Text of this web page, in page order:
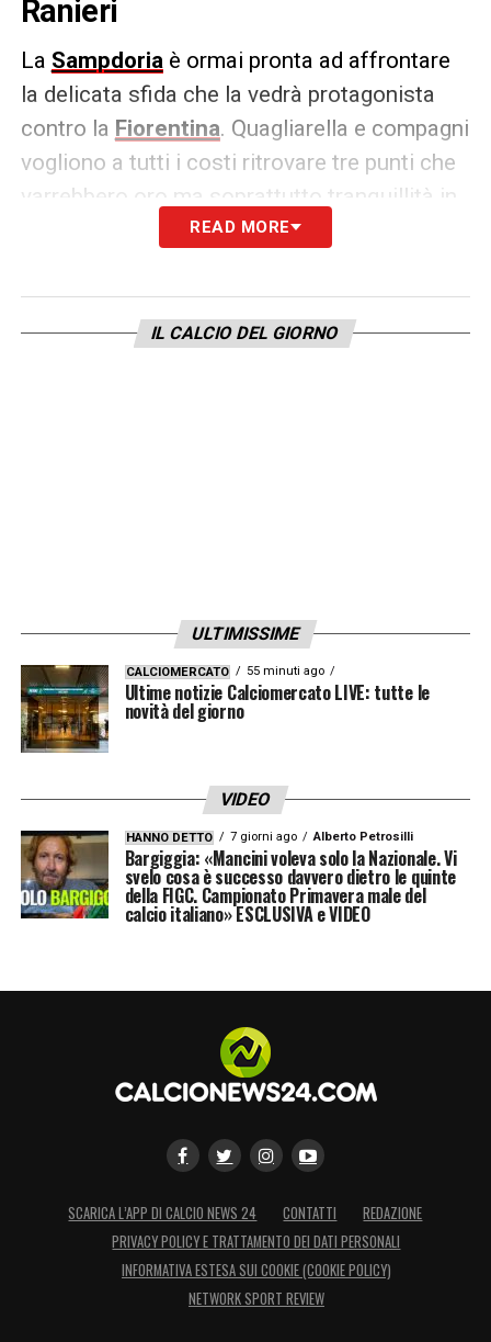
Ranieri
La Sampdoriaè ormai pronta ad affrontare
la delicata sfida che la vedrà protagonista
contro la Fiorentina. Quagliarella e compagni
vogliono a tutti i costi ritrovare tre punti che
varrebbero oro ma soprattutto tranquillità in
termini di classifica. Torna a
continui infortuni che lo hanno reso
unosfortunato protagonistanell’ultimo
tredicesima giornata.
LEGGI L’ANALISI COMPLETA SU SAMP
NEWS 24
LA PLAYLIST DELLE NOSTRE TOP NEWS
READ MORE
IL CALCIO DEL GIORNO
ULTIMISSIME
CALCIOMERCATO 55 minuti ago
Ultime notizie Calciomercato LIVE: tutte le
novità del giorno
VIDEO
HANNO DETTO 7 giorni ago Alberto Petrosilli
Bargiggia: «Mancini voleva solo la Nazionale. Vi
svelo cosa è successo davvero dietro le quinte
della FIGC. Campionato Primavera male del
calcio italiano» ESCLUSIVA e VIDEO
SCARICA L’APP DI CALCIO NEWS 24 CONTATTI
REDAZIONE
PRIVACY POLICY E TRATTAMENTO DEI DATI PERSONALI
INFORMATIVA ESTESA SUI COOKIE (COOKIE POLICY)
NETWORK SPORT REVIEW